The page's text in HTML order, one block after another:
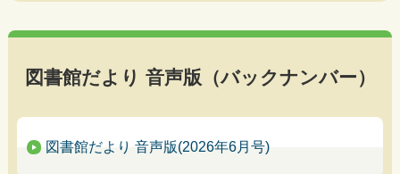
図書館だより 音声版（バックナンバー）
図書館だより 音声版(2026年6月号)